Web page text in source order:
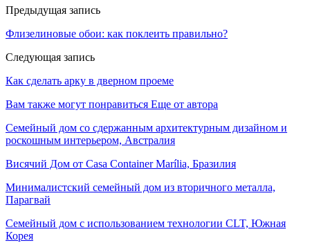
Предыдущая запись
Флизелиновые обои: как поклеить правильно?
Следующая запись
Как сделать арку в дверном проеме
Вам также могут понравиться Еще от автора
Семейный дом со сдержанным архитектурным дизайном и
роскошным интерьером, Австралия
Висячий Дом от Casa Container Marília, Бразилия
Минималистский семейный дом из вторичного металла,
Парагвай
Семейный дом с использованием технологии CLT, Южная
Корея